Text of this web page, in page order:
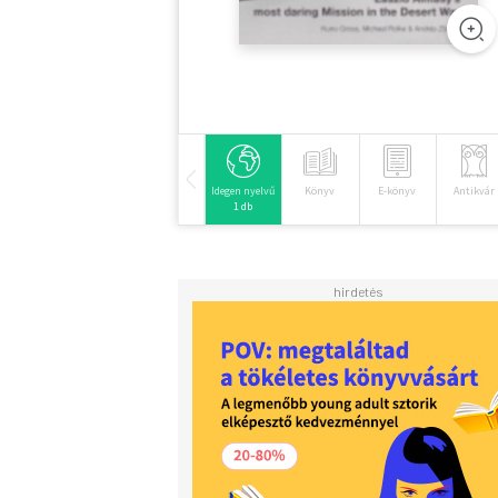
Idegen nyelvű
1 db
Könyv E-könyv Antikvár